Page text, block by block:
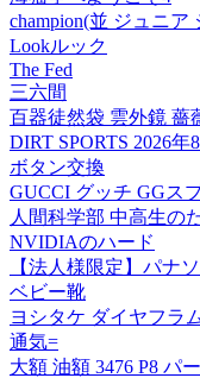
champion(並 ジュニア
Lookルック
The Fed
三六間
百器徒然袋 雲外鏡 薔
DIRT SPORTS 2026年
ボタン交換
GUCCI グッチ GGス
人間科学部 中高生の
NVIDIAのハード
【法人様限定】パナ
ベビー靴
ヨシタケ ダイヤフラ
通気=
大額 油額 3476 P8 パ